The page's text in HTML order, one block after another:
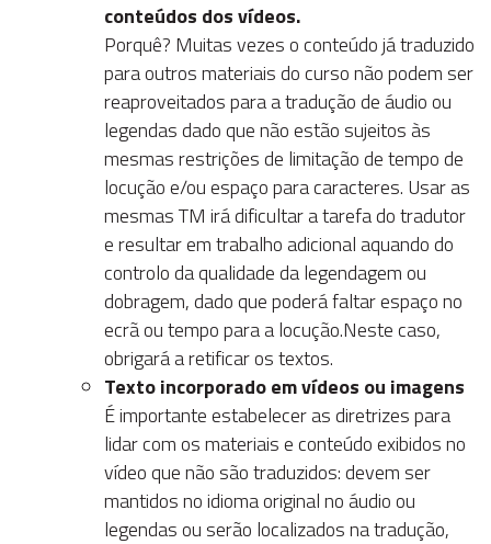
conteúdos dos vídeos.
Porquê? Muitas vezes o conteúdo já traduzido
para outros materiais do curso não podem ser
reaproveitados para a tradução de áudio ou
legendas dado que não estão sujeitos às
mesmas restrições de limitação de tempo de
locução e/ou espaço para caracteres. Usar as
mesmas TM irá dificultar a tarefa do tradutor
e resultar em trabalho adicional aquando do
controlo da qualidade da legendagem ou
dobragem, dado que poderá faltar espaço no
ecrã ou tempo para a locução.Neste caso,
obrigará a retificar os textos.
Texto incorporado em vídeos ou imagens
É importante estabelecer as diretrizes para
lidar com os materiais e conteúdo exibidos no
vídeo que não são traduzidos: devem ser
mantidos no idioma original no áudio ou
legendas ou serão localizados na tradução,